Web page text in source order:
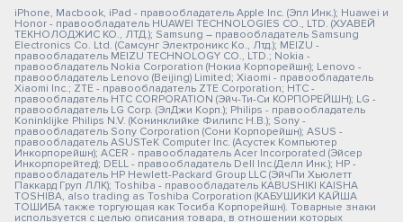
iPhone, Macbook, iPad - правообладатель Apple Inc. (Эпл Инк.); Huawei и
Honor - правообладатель HUAWEI TECHNOLOGIES CO., LTD. (ХУАВЕЙ
ТЕКНОЛОДЖИС КО., ЛТД.); Samsung – правообладатель Samsung
Electronics Co. Ltd. (Самсунг Электроникс Ко., Лтд.); MEIZU -
правообладатель MEIZU TECHNOLOGY CO., LTD.; Nokia -
правообладатель Nokia Corporation (Нокиа Корпорейшн); Lenovo -
правообладатель Lenovo (Beijing) Limited; Xiaomi - правообладатель
Xiaomi Inc.; ZTE - правообладатель ZTE Corporation; HTC -
правообладатель HTC CORPORATION (Эйч-Ти-Си КОРПОРЕЙШН); LG -
правообладатель LG Corp. (ЭлДжи Корп.); Philips - правообладатель
Koninklijke Philips N.V. (Конинклийке Филипс Н.В.); Sony -
правообладатель Sony Corporation (Сони Корпорейшн); ASUS -
правообладатель ASUSTeK Computer Inc. (Асустек Компьютер
Инкорпорейшн); ACER - правообладатель Acer Incorporated (Эйсер
Инкорпорейтед); DELL - правообладатель Dell Inc.(Делл Инк.); HP -
правообладатель HP Hewlett-Packard Group LLC (ЭйчПи Хьюлетт
Паккард Груп ЛЛК); Toshiba - правообладатель KABUSHIKI KAISHA
TOSHIBA, also trading as Toshiba Corporation (КАБУШИКИ КАЙША
ТОШИБА также торгующая как Тосиба Корпорейшн). Товарные знаки
используется с целью описания товара, в отношении которых